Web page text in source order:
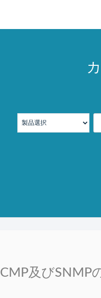
ICMP及びSNMP